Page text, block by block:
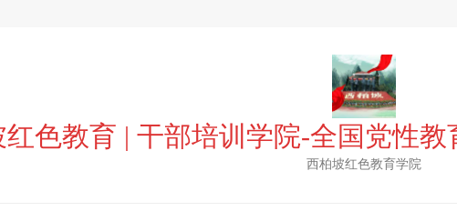
色教育 | 干部培训学院-全国党性
西柏坡红色教育学院